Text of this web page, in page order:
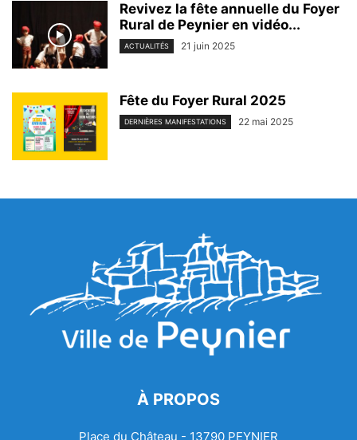
Revivez la fête annuelle du Foyer
Rural de Peynier en vidéo...
ACTUALITÉS 21 juin 2025
Fête du Foyer Rural 2025
DERNIÈRES MANIFESTATIONS 22 mai 2025
À PROPOS
Place du Château - 13790 PEYNIER